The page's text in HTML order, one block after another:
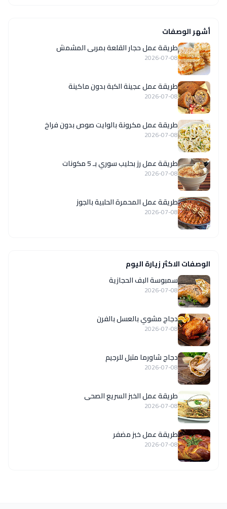
أشهر الوصفات
طريقة عمل حجار القلعة بمربى المشمش
2026-07-08
طريقة عمل عجينة الكبة بدون ماكينة
2026-07-08
طريقة عمل مكرونة بالوايت صوص بدون فراخ
2026-07-08
طريقة عمل رز بحليب سوري بـ 5 مكونات
2026-07-08
طريقة عمل المحمرة الحلبية بالجوز
2026-07-08
الوصفات الاكثر زيارة اليوم
سمبوسة البف الحجازية
2026-07-08
دجاج مشوي بالعسل بالفرن
2026-07-08
دجاج شاورما متبل للرجيم
2026-07-08
طريقة عمل الخبز السريع الصحى
2026-07-08
طريقة عمل خبز مضفر
2026-07-08